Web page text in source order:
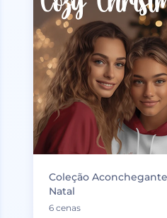
Coleção
Natal
6 cenas